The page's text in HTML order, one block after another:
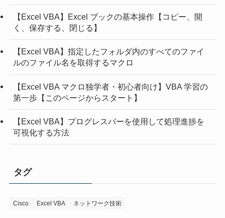
【Excel VBA】Excel ブックの基本操作【コピー、開
く、保存する、閉じる】
【Excel VBA】指定したフォルダ内のすべてのファイ
ルのファイル名を取得するマクロ
【Excel VBA マクロ独学者・初心者向け】VBA 学習の
第一歩【このページからスタート】
【Excel VBA】プログレスバーを使用して処理進捗を
可視化する方法
タグ
Cisco Excel VBA ネットワーク技術